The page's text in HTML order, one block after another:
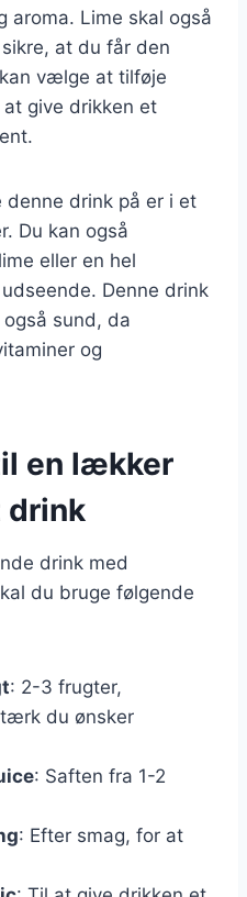
aroma. Lime skal også
at du får den
vælge at tilføje
give drikken et
denne drink på er i et
Du kan også
eller en hel
Denne drink
sund, da
og
en lækker
drink
drink med
du bruge følgende
: 2-3 frugter,
du ønsker
: Saften fra 1-2
: Efter smag, for at